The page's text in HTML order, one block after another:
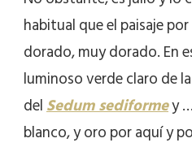
habitual que el paisaje
dorado, muy dorado. En
luminoso verde claro de
delSedum sediformey
blanco, y oro por aquí y